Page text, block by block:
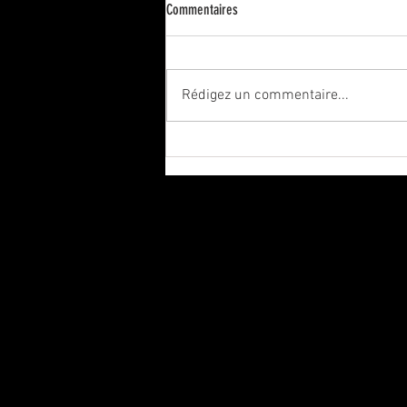
Commentaires
Rédigez un commentaire...